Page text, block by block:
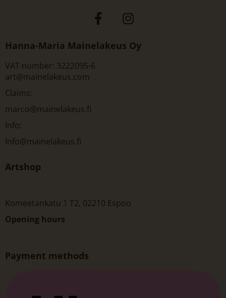
Hanna-Maria Mainelakeus Oy
VAT number: 3222095-6
art@mainelakeus.com
Claims:
marco@mainelakeus.fi
Info:
Info@mainelakeus.fi
Artshop
Komeetankatu 1 T2, 02210 Espoo
Opening hours
Payment methods